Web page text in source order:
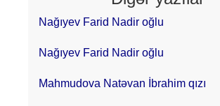
Nağıyev Farid Nadir oğlu
Nağıyev Farid Nadir oğlu
Mahmudova Natəvan İbrahim qızı